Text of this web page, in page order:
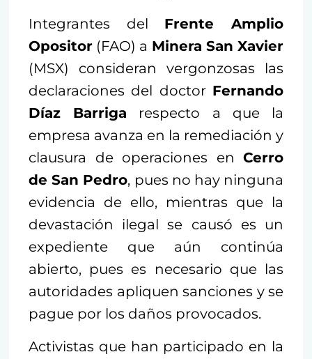
Integrantes del Frente Amplio
Opositor (FAO) a Minera San Xavier
(MSX) consideran vergonzosas las
declaraciones del doctor Fernando
Díaz Barriga respecto a que la
empresa avanza en la remediación y
clausura de operaciones en Cerro
de San Pedro, pues no hay ninguna
evidencia de ello, mientras que la
devastación ilegal se causó es un
expediente que aún continúa
abierto, pues es necesario que las
autoridades apliquen sanciones y se
pague por los daños provocados.
Activistas que han participado en la